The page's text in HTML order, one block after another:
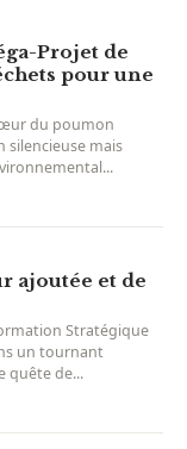
Projet de
pour une
du poumon
mais
ajoutée et de
Stratégique
un tournant
quête de...